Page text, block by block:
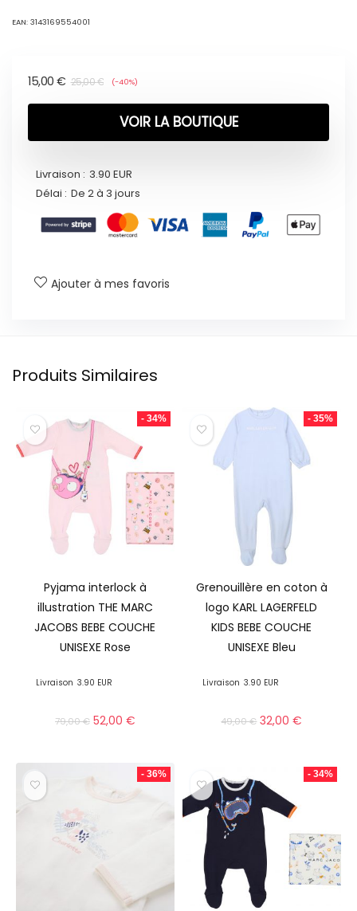
EAN: 3143169554001
25,00€
15,00 € (-40%)
VOIR LA BOUTIQUE
Livraison : 3.90 EUR
Délai : De 2 à 3 jours
Ajouter à mes favoris
Produits Similaires
- 34%
Pyjama interlock à
illustration THE MARC
JACOBS BEBE COUCHE
UNISEXE Rose
Livraison 3.90 EUR
79,00€ 52,00 €
- 35%
Grenouillère en coton à
logo KARL LAGERFELD
KIDS BEBE COUCHE
UNISEXE Bleu
Livraison 3.90 EUR
49,00€ 32,00€
- 36% - 34%